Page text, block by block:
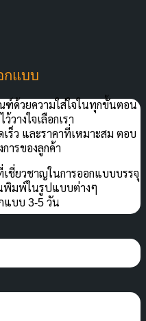
กแบบ
ฑ์ด้วยความใส่ใจในทุกขั้นตอน
วางใจเลือกเรา
ร็ว และราคาที่เหมาะสม ตอบ
ารของลูกค้า
ชี่ยวชาญในการออกแบบบรรจุ
พิมพ์ในรูปแบบต่างๆ
แบบ 3-5 วัน